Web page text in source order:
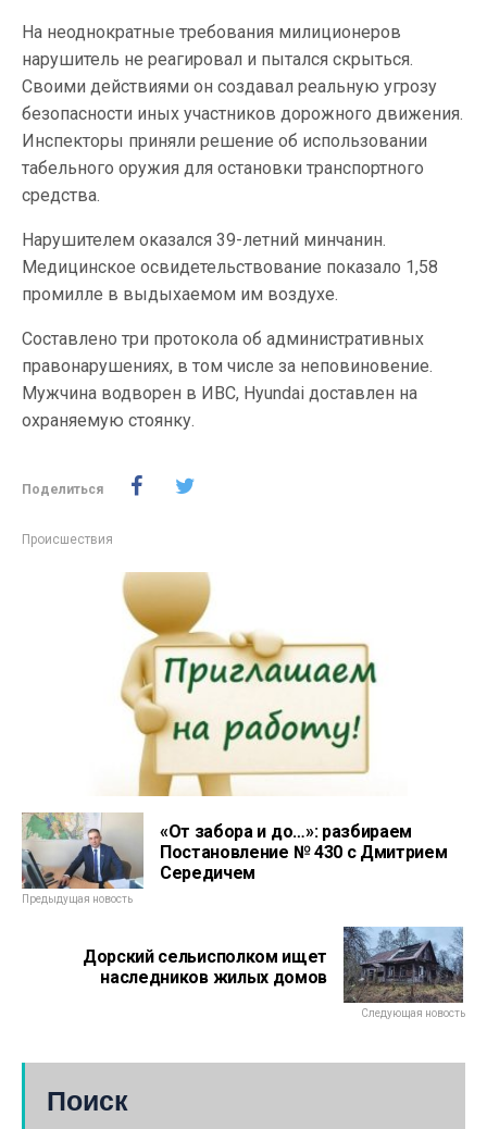
На неоднократные требования милиционеров
нарушитель не реагировал и пытался скрыться.
Своими действиями он создавал реальную угрозу
безопасности иных участников дорожного движения.
Инспекторы приняли решение об использовании
табельного оружия для остановки транспортного
средства.
Нарушителем оказался 39-летний минчанин.
Медицинское освидетельствование показало 1,58
промилле в выдыхаемом им воздухе.
Составлено три протокола об административных
правонарушениях, в том числе за неповиновение.
Мужчина водворен в ИВС, Hyundai доставлен на
охраняемую стоянку.
Поделиться
Происшествия
«От забора и до…»: разбираем
Постановление № 430 с Дмитрием
Середичем
Предыдущая новость
Дорский сельисполком ищет
наследников жилых домов
Следующая новость
Поиск